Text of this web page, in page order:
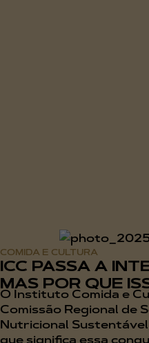
COMIDA E CULTURA
ICC PASSA A
MAS POR QUE
O Instituto Comida e
Comissão Regional de
Nutricional Sustentável
que significa essa